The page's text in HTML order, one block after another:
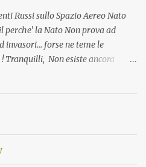
Russi sullo Spazio Aereo Nato
perche' la Nato Non prova ad
invasori... forse ne teme le
Tranquilli, Non esiste ancora
una "False Flag", per provocare
da menti sane, potrebbe